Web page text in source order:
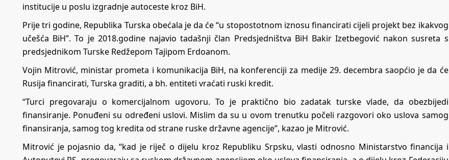
institucije u poslu izgradnje autoceste kroz BiH.
Prije tri godine, Republika Turska obećala je da će “u stopostotnom iznosu financirati cijeli projekt bez ikakvog
učešća BiH”. To je 2018.godine najavio tadašnji član Predsjedništva BiH Bakir Izetbegović nakon susreta s
predsjednikom Turske Redžepom Tajipom Erdoanom.
Vojin Mitrović, ministar prometa i komunikacija BiH, na konferenciji za medije 29. decembra saopćio je da će
Rusija financirati, Turska graditi, a bh. entiteti vraćati ruski kredit.
“Turci pregovaraju o komercijalnom ugovoru. To je praktično bio zadatak turske vlade, da obezbijedi
finansiranje. Ponuđeni su određeni uslovi. Mislim da su u ovom trenutku počeli razgovori oko uslova samog
finansiranja, samog tog kredita od strane ruske državne agencije”, kazao je Mitrović.
Mitrović je pojasnio da, “kad je riječ o dijelu kroz Republiku Srpsku, vlasti odnosno Ministarstvo financija i